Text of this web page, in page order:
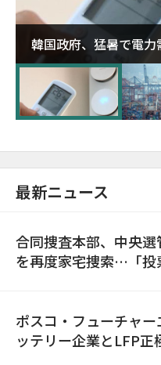
韓国政府、猛暑で電
に需給対応体制を点検
最新ニュース
合同捜査本部、中央
を再度家宅捜索…「投
ポスコ・フューチャ
ッテリー企業とLFP正